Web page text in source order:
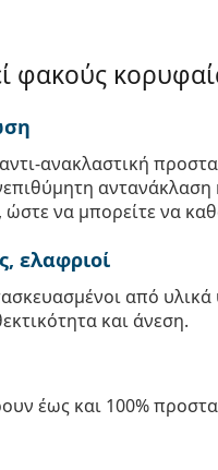
φακούς
ανακλαστική
αντανάκλαση
να μπορείτε να
ελαφριοί
από
και άνεση.
έως και 100%